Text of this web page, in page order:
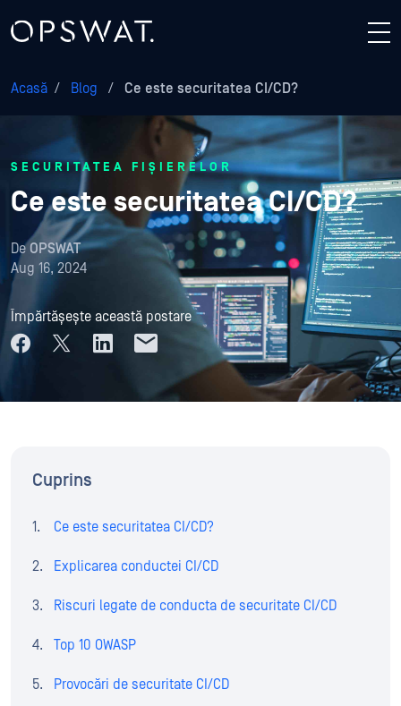
Acasă / Blog / Ce este securitatea CI/CD?
SECURITATEA FIȘIERELOR
Ce este securitatea CI/CD?
De OPSWAT
Aug 16, 2024
Împărtășește această postare
Cuprins
Ce este securitatea CI/CD?
Explicarea conductei CI/CD
Riscuri legate de conducta de securitate CI/CD
Top 10 OWASP
Provocări de securitate CI/CD